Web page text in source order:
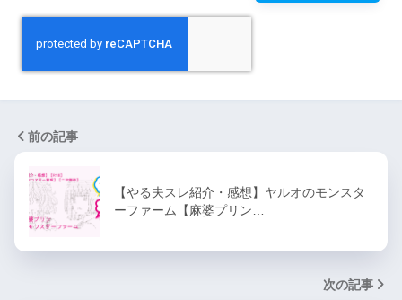
前の記事
【やる夫スレ紹介・感想】ヤルオのモンスタ
ーファーム【麻婆プリン…
次の記事